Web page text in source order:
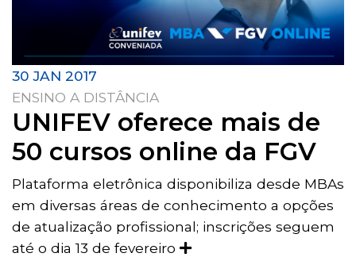
30 JAN 2017
ENSINO A DISTÂNCIA
UNIFEV oferece mais de
50 cursos online da FGV
Plataforma eletrônica disponibiliza desde MBAs
em diversas áreas de conhecimento a opções
de atualização profissional; inscrições seguem
até o dia 13 de fevereiro